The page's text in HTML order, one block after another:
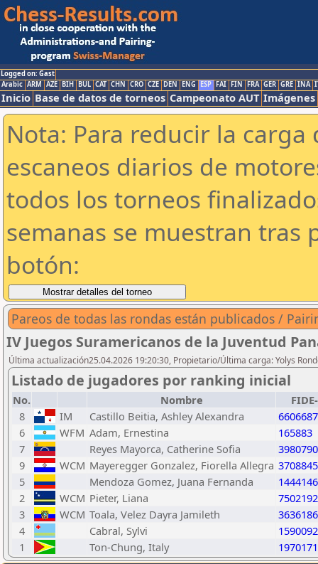
Logged on: Gast
Arabic ARM AZE BIH BUL CAT CHN CRO CZE DEN ENG ESP FAI FIN FRA GER GRE INA
Inicio Base de datos de torneos Campeonato AUT Imágenes
Nota: Para reducir la
escaneos diarios de
todos los torneos
semanas se muestran tras
botón:
Pareos de todas las rondas están publicados /
IV Juegos Suramericanos de la Juventud
Última actualización25.04.2026 19:20:30, Propietario/Última carga: Yolys
Listado de jugadores por ranking inicial
No. Nombre
8
IM Castillo Beitia, Ashley Alexandra
6606687
6
WFM Adam, Ernestina
165883
7
Reyes Mayorca, Catherine Sofia
3980790
9
WCM Mayeregger Gonzalez, Fiorella Allegra 3708845
5
Mendoza Gomez, Juana Fernanda
2
WCM Pieter, Liana
7502192
3
WCM Toala, Velez Dayra Jamileth
3636186
4
Cabral, Sylvi
1
Ton-Chung, Italy